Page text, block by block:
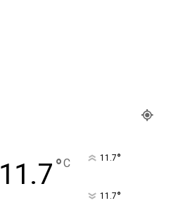
11.7°C 11.7°
11.7°